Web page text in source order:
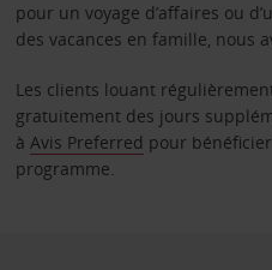
pour un voyage d’affaires ou
des vacances en famille, nous
Les clients louant
gratuitement des jours
à Avis Preferred pour
programme.